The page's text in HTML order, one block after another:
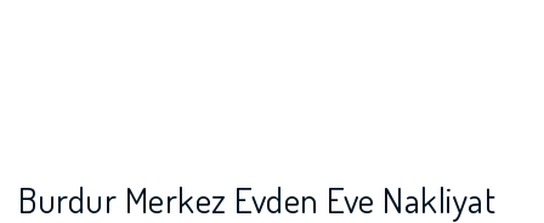
Burdur Merkez Evden Eve Nakliyat